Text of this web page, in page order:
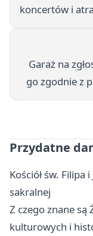
koncertów i
Garaż na
go zgodnie z
Przydatne
Kościół św. Filipa
sakralnej
Z czego znane są
kulturowych i